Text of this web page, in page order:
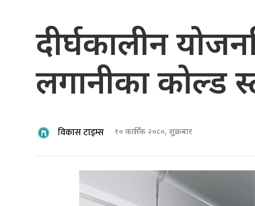
दीर्घकालीन
लगानीका काेल्ड
विकास टाइम्स १० कार्तिक २०८०, शुक्रबार